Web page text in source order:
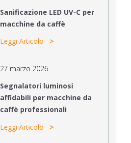
Sanificazione LED UV-C per
macchine da caffè
Leggi Articolo
27 marzo 2026
Segnalatori luminosi
affidabili per macchine da
caffè professionali
Leggi Articolo